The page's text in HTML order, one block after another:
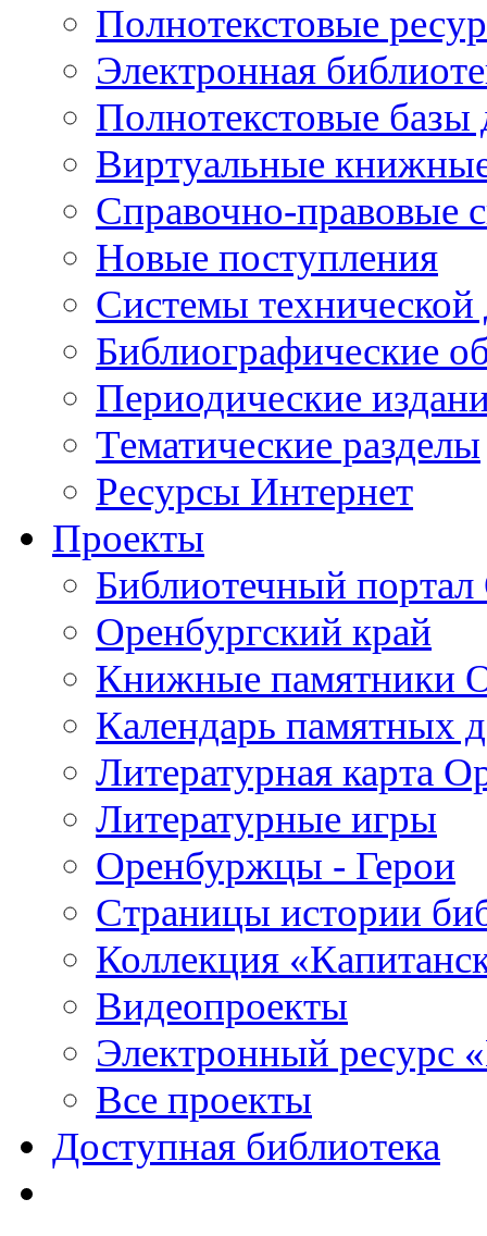
Полнотекстовые
Электронная
Полнотекстовые
Виртуальные
Справочно-правовые
Новые поступления
Cистемы
Библиографические
Периодические
Тематические разделы
Ресурсы Интернет
Проекты
Библиотечный портал
Оренбургский край
Книжные памятники
Календарь памятных
Литературная карта
Литературные игры
Оренбуржцы - Герои
Страницы истории
Коллекция
Видеопроекты
Электронный ресурс
Все проекты
Доступная библиотека